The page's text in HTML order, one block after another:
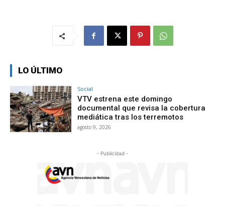
LO ÚLTIMO
Social
VTV estrena este domingo
documental que revisa la cobertura
mediática tras los terremotos
agosto 9, 2026
- Publicidad -